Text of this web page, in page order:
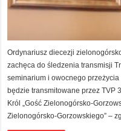
Ordynariusz diecezji
zachęca do śledzenia transmisji
seminarium i owocnego
będzie transmitowane przez TVP
Król „Gość Zielonogórsko-
Zielonogórsko-Gorzowskiego” –